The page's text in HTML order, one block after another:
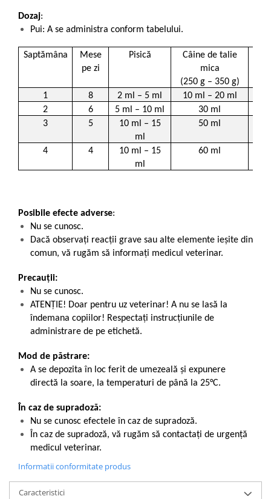
Dozaj:
Pui: A se administra conform tabelului.
Saptămâna
Mese
pe zi
Pisică
Câine de talie
mica
(250 g – 350 g)
1
8 2 ml – 5 ml 10 ml – 20 ml
2
6 5 ml – 10 ml
30 ml
3
5
10 ml – 15
ml
50 ml
4 4
10 ml – 15
ml
60 ml
Posibile efecte adverse:
Nu se cunosc.
Dacă observaţi reacţii grave sau alte elemente ieșite din
comun, vă rugăm să informați medicul veterinar.
Precauții:
Nu se cunosc.
ATENȚIE! Doar pentru uz veterinar! A nu se lasă la
îndemana copiilor! Respectați instrucțiunile de
administrare de pe etichetă.
Mod de păstrare:
A se depozita în loc ferit de umezeală și expunere
directă la soare, la temperaturi de până la 25°C.
În caz de supradoză:
Nu se cunosc efectele în caz de supradoză.
În caz de supradoză, vă rugăm să contactați de urgență
medicul veterinar.
Informatii conformitate produs
Caracteristici